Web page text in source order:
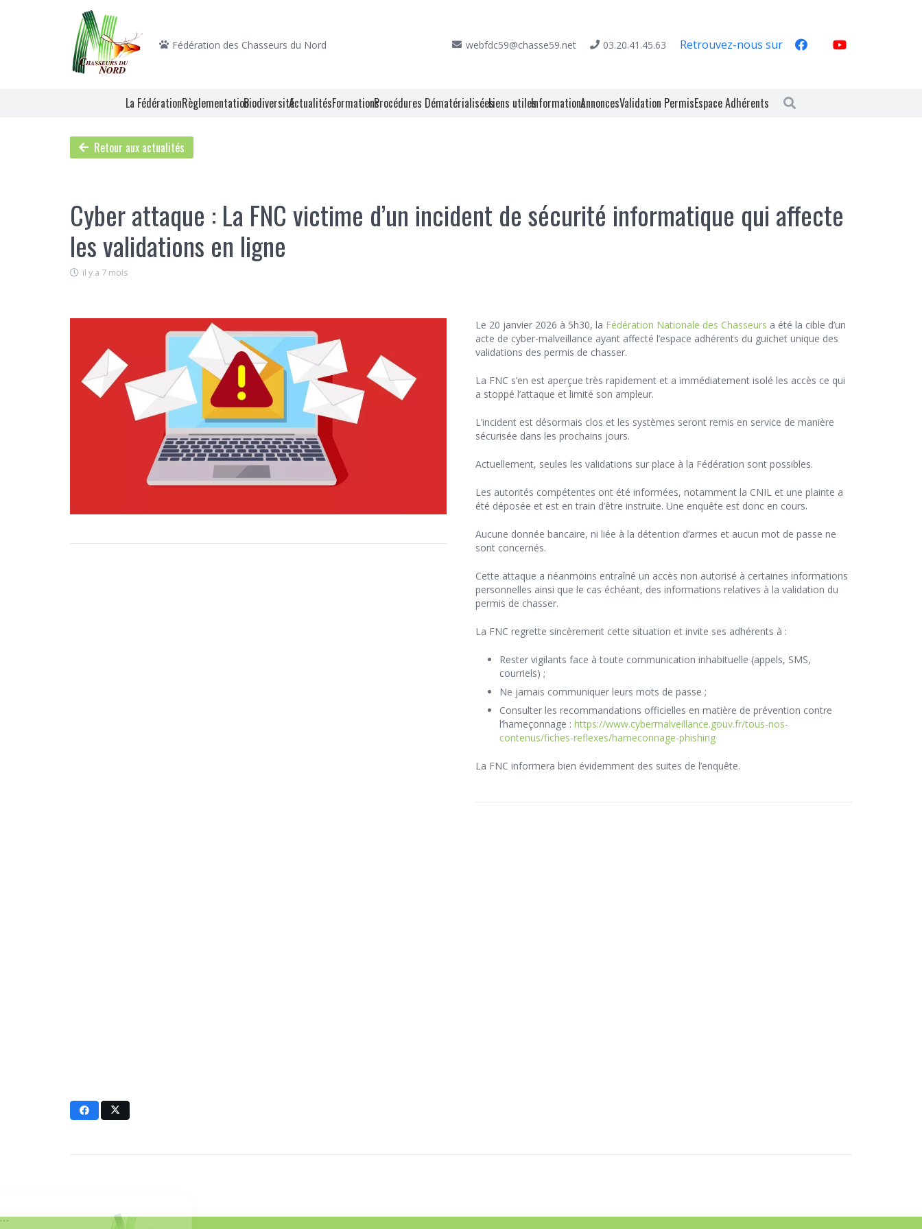
Fédération des Chasseurs du Nord webfdc59@chasse59.net 03.20.41.45.63 Retrouvez-nous sur
La FédérationRèglementationBiodiversitéActualitésFormationsProcédures DématérialiséesLiens utilesInformationsAnnoncesValidation PermisEspace Adhérents
Retour aux actualités
Cyber attaque : La FNC victime d’un incident de sécurité informatique qui affecte
les validations en ligne
il y a 7 mois
Le 20 janvier 2026 à 5h30, la Fédération Nationale des Chasseurs a été la cible d’un
acte de cyber-malveillance ayant affecté l’espace adhérents du guichet unique des
validations des permis de chasser.
La FNC s’en est aperçue très rapidement et a immédiatement isolé les accès ce qui
a stoppé l’attaque et limité son ampleur.
L’incident est désormais clos et les systèmes seront remis en service de manière
sécurisée dans les prochains jours.
Actuellement, seules les validations sur place à la Fédération sont possibles.
Les autorités compétentes ont été informées, notamment la CNIL et une plainte a
été déposée et est en train d’être instruite. Une enquête est donc en cours.
Aucune donnée bancaire, ni liée à la détention d’armes et aucun mot de passe ne
sont concernés.
Cette attaque a néanmoins entraîné un accès non autorisé à certaines informations
personnelles ainsi que le cas échéant, des informations relatives à la validation du
permis de chasser.
La FNC regrette sincèrement cette situation et invite ses adhérents à :
Rester vigilants face à toute communication inhabituelle (appels, SMS,
courriels) ;
Ne jamais communiquer leurs mots de passe ;
Consulter les recommandations officielles en matière de prévention contre
l’hameçonnage : https://www.cybermalveillance.gouv.fr/tous-nos-
contenus/fiches-reflexes/hameconnage-phishing
La FNC informera bien évidemment des suites de l’enquête.